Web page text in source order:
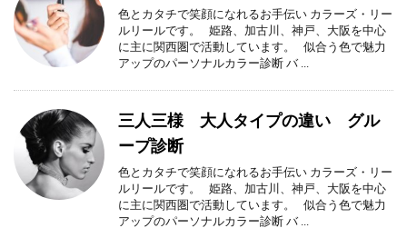
色とカタチで笑顔になれるお手伝い カラーズ・リー
ルリールです。 姫路、加古川、神戸、大阪を中心
に主に関西圏で活動しています。 似合う色で魅力
アップのパーソナルカラー診断 バ ...
三人三様 大人タイプの違い グル
ープ診断
色とカタチで笑顔になれるお手伝い カラーズ・リー
ルリールです。 姫路、加古川、神戸、大阪を中心
に主に関西圏で活動しています。 似合う色で魅力
アップのパーソナルカラー診断 バ ...